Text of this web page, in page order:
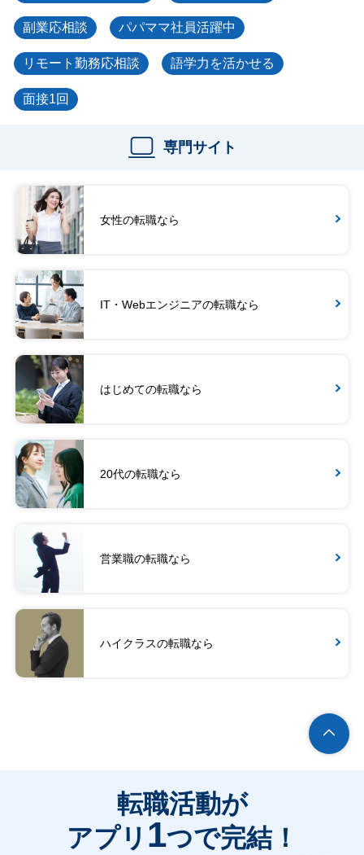
副業応相談 パパママ社員活躍中
リモート勤務応相談 語学力を活かせる
面接1回
専門サイト
女性の転職なら
IT・Webエンジニアの転職なら
はじめての転職なら
20代の転職なら
営業職の転職なら
ハイクラスの転職なら
転職活動が
アプリ 1つで完結！